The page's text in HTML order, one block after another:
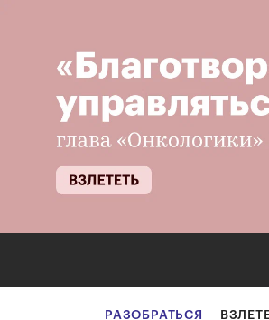
Темные
РАЗОБРАТЬСЯ